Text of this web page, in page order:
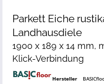
Parkett Eiche
Landhausdiele
1900 x 189 x 14 mm,
Klick-Verbindung
Hersteller